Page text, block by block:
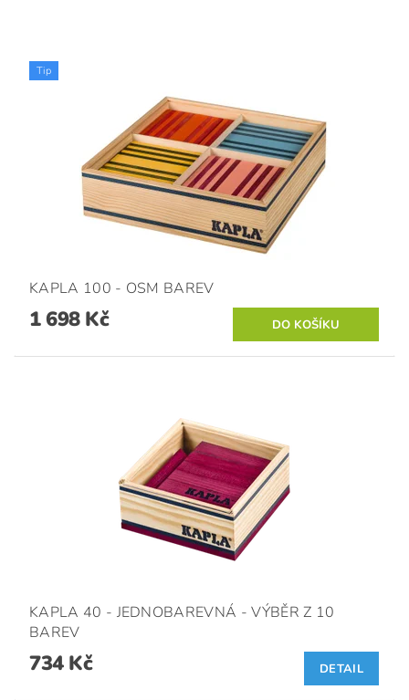
Tip
KAPLA 100 - OSM BAREV
1 698 Kč
KAPLA 40 - JEDNOBAREVNÁ - VÝBĚR Z 10
BAREV
734 Kč DETAIL